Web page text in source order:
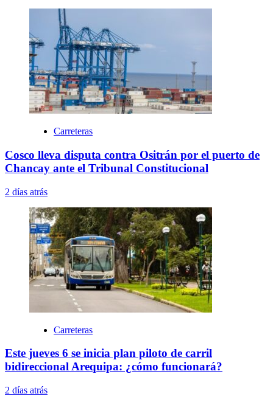
Carreteras
Cosco lleva disputa contra Ositrán por el puerto de
Chancay ante el Tribunal Constitucional
2 días atrás
Carreteras
Este jueves 6 se inicia plan piloto de carril
bidireccional Arequipa: ¿cómo funcionará?
2 días atrás